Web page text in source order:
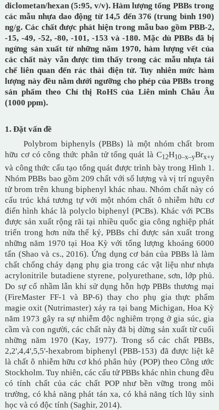
diclometan/hexan (5:95, v/v). Hàm lượng tổng PBBs trong
các mẫu nhựa dao động từ 14,5 đến 376 (trung bình 190)
ng/g. Các chất được phát hiện trong mẫu bao gồm PBB-2,
-15, -49, -52, -80, -101, -153 và -180. Mặc dù PBBs đã bị
ngừng sản xuất từ những năm 1970, hàm lượng vết của
các chất này vẫn được tìm thấy trong các mẫu nhựa tái
chế liên quan đến rác thải điện tử. Tuy nhiên mức hàm
lượng này đều nằm dưới ngưỡng cho phép của PBBs trong
sản phẩm theo Chỉ thị RoHS của Liên minh Châu Âu
(1000 ppm).
1. Đặt vấn đề
Polybrom biphenyls (PBBs) là một nhóm chất brom
hữu cơ có công thức phân tử tổng quát là C12H10–x–yBrx+y
và công thức cấu tạo tổng quát được trình bày trong Hình 1.
Nhóm PBBs bao gồm 209 chất với số lượng và vị trí nguyên
tử brom trên khung biphenyl khác nhau. Nhóm chất này có
cấu trúc khá tương tự với một nhóm chất ô nhiễm hữu cơ
điển hình khác là polyclo biphenyl (PCBs). Khác với PCBs
được sản xuất rộng rãi tại nhiều quốc gia công nghiệp phát
triển trong hơn nửa thế kỷ, PBBs chỉ được sản xuất trong
những năm 1970 tại Hoa Kỳ với tổng lượng khoảng 6000
tấn (Shao và cs., 2016). Ứng dụng cơ bản của PBBs là làm
chất chống cháy dạng phụ gia trong các vật liệu như nhựa
acrylonitrile butadiene styrene, polyurethane, sơn, lớp phủ.
Do sự cố nhầm lẫn khi sử dụng hỗn hợp PBBs thương mại
(FireMaster FF-1 và BP-6) thay cho phụ gia thực phẩm
magie oxit (Nutrimaster) xảy ra tại bang Michigan, Hoa Kỳ
năm 1973 gây ra sự nhiễm độc nghiêm trọng ở gia súc, gia
cầm và con người, các chất này đã bị dừng sản xuất từ cuối
những năm 1970 (Kay, 1977). Trong số các chất PBBs,
2,2',4,4',5,5'-hexabrom biphenyl (PBB-153) đã được liệt kê
là chất ô nhiễm hữu cơ khó phân hủy (POP) theo Công ước
Stockholm. Tuy nhiên, các cấu tử PBBs khác nhìn chung đều
có tính chất của các chất POP như bền vững trong môi
trường, có khả năng phát tán xa, có khả năng tích lũy sinh
học và có độc tính (Saghir, 2014).